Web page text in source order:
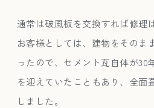
通常は破風板を交換すれば修理
お客様としては、建物をそのま
ったので、セメント瓦自体が30
を迎えていたこともあり、全面
しました。